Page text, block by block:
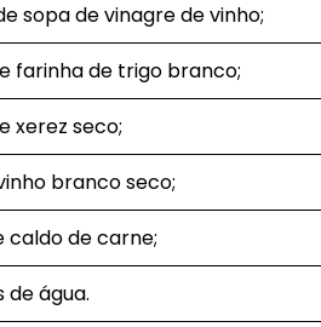
sopa de vinagre de vinho;
farinha de trigo branco;
xerez seco;
branco seco;
caldo de carne;
de água.